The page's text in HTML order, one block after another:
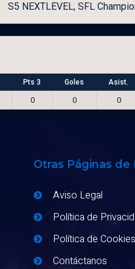
S5 NEXTLEVEL, SFL
Pts 3 Goles Asist.
0 0 0
Otras Páginas de
Aviso Legal
Política de
Política de Cookies
Contáctanos